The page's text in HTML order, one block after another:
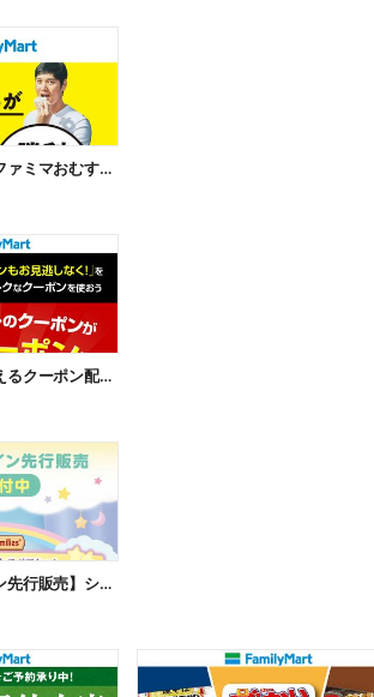
【おトク】大谷選手ファミマおむすび割
【おトク】お店で使えるクーポン配信中
【ファミマオンライン先行販売】シルバニアファミリー